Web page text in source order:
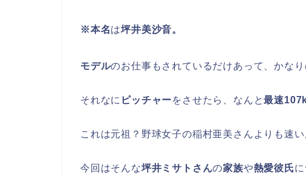
※本名は坪井美沙音。
モデルのお仕事もされているだけあって、かな
それなに ピッチャーをさせたら、なんと最速
これは元祖？野球女子の稲村亜美さんよりも速い
今回はそんな坪井ミサトさんの家族や熱愛彼氏